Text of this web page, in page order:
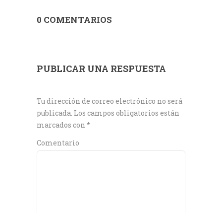
0 COMENTARIOS
PUBLICAR UNA RESPUESTA
Tu dirección de correo electrónico no será
publicada. Los campos obligatorios están
marcados con *
Comentario